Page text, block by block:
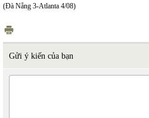
(Đà Nẵng 3-Atlanta 4/08)
Gửi ý kiến của bạn